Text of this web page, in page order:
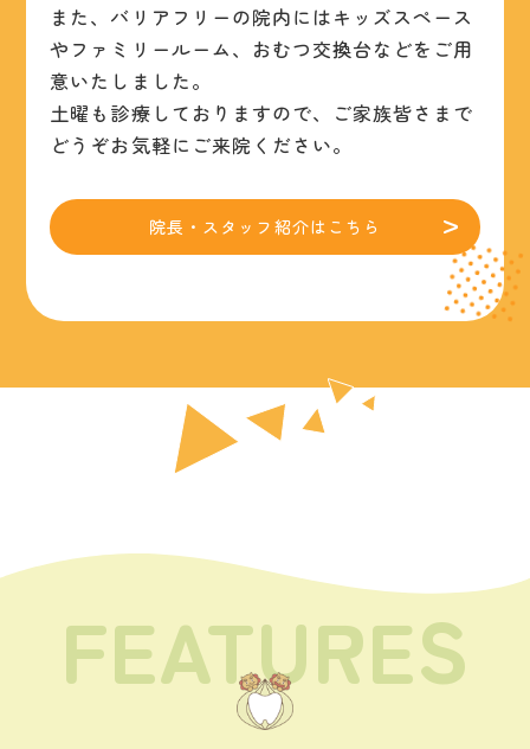
また、バリアフリーの院内にはキッズスペース
やファミリールーム、おむつ交換台などをご用
意いたしました。
土曜も診療しておりますので、ご家族皆さまで
どうぞお気軽にご来院ください。
院長・スタッフ紹介はこちら
FEATURES